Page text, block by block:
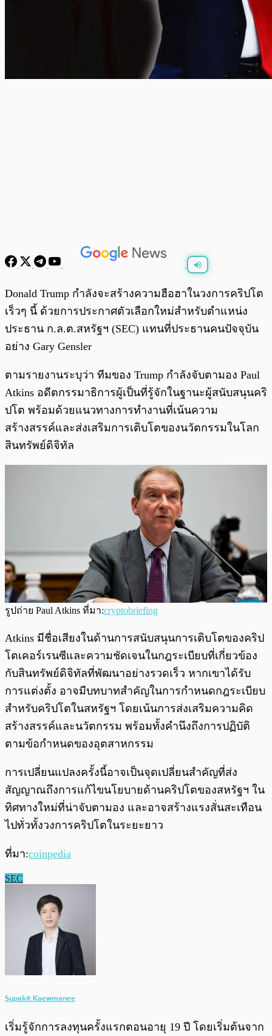
0:00
Donald Trump กำลังจะสร้างความฮือฮาในวงการคริปโต
เร็วๆ นี้ ด้วยการประกาศตัวเลือกใหม่สำหรับตำแหน่ง
ประธาน ก.ล.ต.สหรัฐฯ (SEC) แทนที่ประธานคนปัจจุบัน
อย่าง Gary Gensler
ตามรายงานระบุว่า ทีมของ Trump กำลังจับตามอง Paul
Atkins อดีตกรรมาธิการผู้เป็นที่รู้จักในฐานะผู้สนับสนุนคริ
ปโต พร้อมด้วยแนวทางการทำงานที่เน้นความ
สร้างสรรค์และส่งเสริมการเติบโตของนวัตกรรมในโลก
สินทรัพย์ดิจิทัล
รูปถ่าย Paul Atkins ที่มา:cryptobriefing
Atkins มีชื่อเสียงในด้านการสนับสนุนการเติบโตของคริป
โตเคอร์เรนซีและความชัดเจนในกฎระเบียบที่เกี่ยวข้อง
กับสินทรัพย์ดิจิทัลที่พัฒนาอย่างรวดเร็ว หากเขาได้รับ
การแต่งตั้ง อาจมีบทบาทสำคัญในการกำหนดกฎระเบียบ
สำหรับคริปโตในสหรัฐฯ โดยเน้นการส่งเสริมความคิด
สร้างสรรค์และนวัตกรรม พร้อมทั้งคำนึงถึงการปฏิบัติ
ตามข้อกำหนดของอุตสาหกรรม
การเปลี่ยนแปลงครั้งนี้อาจเป็นจุดเปลี่ยนสำคัญที่ส่ง
สัญญาณถึงการแก้ไขนโยบายด้านคริปโตของสหรัฐฯ ใน
ทิศทางใหม่ที่น่าจับตามอง และอาจสร้างแรงสั่นสะเทือน
ไปทั่วทั้งวงการคริปโตในระยะยาว
ที่มา:coinpedia
SEC
Supakit Kaewmanee
เริ่มรู้จักการลงทุนครั้งแรกตอนอายุ 19 ปี โดยเริ่มต้นจาก